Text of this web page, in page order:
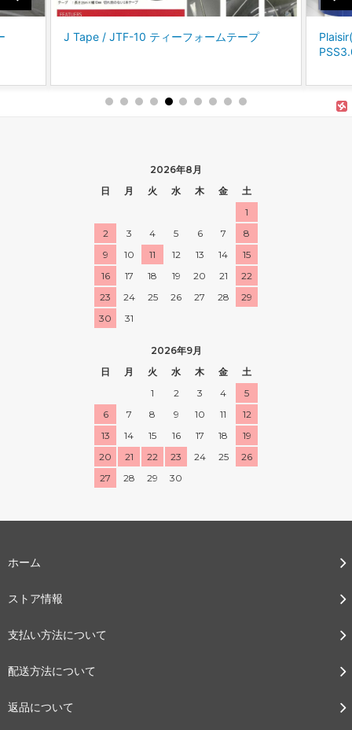
J Tape / JTF-10 ティーフォームテープ
2026年8月
日
月 火 水 木 金
土
1
2
3 4 5 6 7
8
9
10 11 12 13 14
15
16
17 18 19 20 21
22
23
24 25 26 27 28
29
30
31
2026年9月
日
月 火 水 木 金
土
1
2 3 4
5
6
7 8 9 10 11
12
13
14 15 16 17 18
19
20
21 22 23 24 25
26
27
28 29 30
ホーム
ストア情報
支払い方法について
配送方法について
返品について